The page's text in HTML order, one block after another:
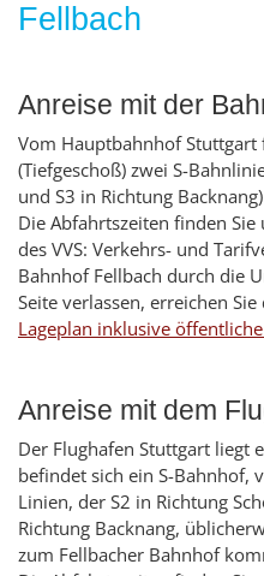
Fellbach
Anreise mit der
Vom Hauptbahnhof Stuttgart
(Tiefgeschoß) zwei S-
und S3 in Richtung
Die Abfahrtszeiten finden Sie
des VVS: Verkehrs- und
Bahnhof Fellbach durch die
Seite verlassen, erreichen
Lageplan inklusive
Anreise mit dem
Der Flughafen Stuttgart liegt
befindet sich ein S-Bahnhof,
Linien, der S2 in Richtung
Richtung Backnang,
zum Fellbacher Bahnhof